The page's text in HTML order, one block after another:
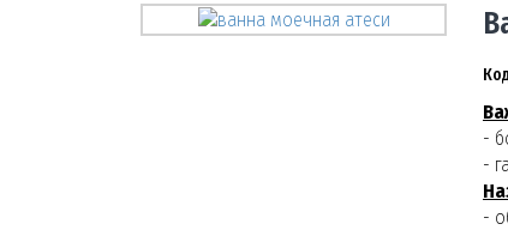
-
-
-